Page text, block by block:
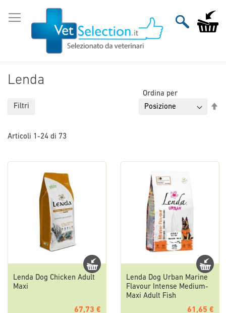
al
contenuto
Carrello
Lenda
Articoli 1 -24 di 73
Ordina per
Lenda Dog Chicken Adult
Maxi
67,73 €
Lenda Dog Urban Marine
Flavour Intense Medium-
Maxi Adult Fish
61,65 €
Filtri